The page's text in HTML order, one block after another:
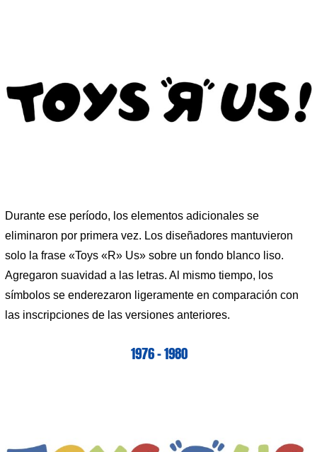
Durante ese período, los elementos adicionales se
eliminaron por primera vez. Los diseñadores mantuvieron
solo la frase «Toys «R» Us» sobre un fondo blanco liso.
Agregaron suavidad a las letras. Al mismo tiempo, los
símbolos se enderezaron ligeramente en comparación con
las inscripciones de las versiones anteriores.
1976 – 1980